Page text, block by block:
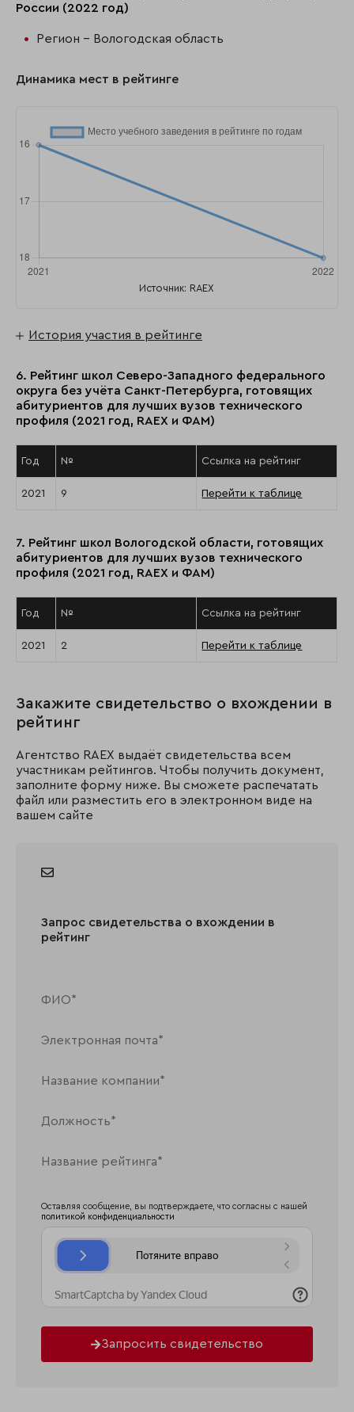
России (2022 год)
Регион - Вологодская область
Динамика мест в рейтинге
Источник: RAEX
История участия в рейтинге
6. Рейтинг школ Северо-Западного федерального
округа без учёта Санкт-Петербурга, готовящих
абитуриентов для лучших вузов технического
профиля (2021 год, RAEX и ФАМ)
Год № Ссылка на рейтинг
2021 9 Перейти к таблице
7. Рейтинг школ Вологодской области, готовящих
абитуриентов для лучших вузов технического
профиля (2021 год, RAEX и ФАМ)
Год № Ссылка на рейтинг
2021 2 Перейти к таблице
Закажите свидетельство о вхождении в
рейтинг
Агентство RAEX выдаёт свидетельства всем
участникам рейтингов. Чтобы получить документ,
заполните форму ниже. Вы сможете распечатать
файл или разместить его в электронном виде на
вашем сайте
Запрос свидетельства о вхождении в
рейтинг
Оставляя сообщение, вы подтверждаете, что согласны с нашей
политикой конфиденциальности
Запросить свидетельство